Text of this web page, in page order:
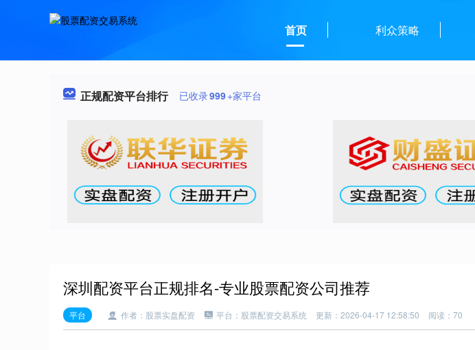
首页 利众策略
正规配资平台排行 已收录999+家平台
深圳配资平台正规排名-专业股票配资公司推荐
平台 作者：股票实盘配资 平台：股票配资交易系统 更新：2026-04-17 12:58:50 阅读：70